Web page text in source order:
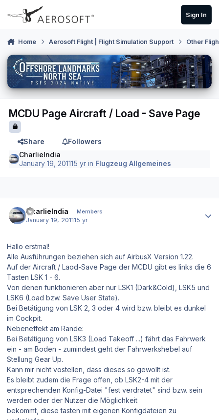
Skip to content
Sign In
Home Aerosoft Flight | Flight Simulation Support Other
MCDU Page Aircraft / Load - Save Page
Share
Followers
CharlieIndia
January 19, 201115 yr in Flugzeug Allgemeines
CharlieIndia Members
January 19, 201115 yr
Hallo erstmal!
Alle Ausführungen beziehen sich auf AirbusX Version 1.22.
Auf der Aircraft / Laod-Save Page der MCDU gibt es links die 6
Tasten LSK 1 - 6.
Von denen funktionieren aber nur LSK1 (Dark&Cold), LSK5 und
LSK6 (Load bzw. Save User State).
Bei Betätigung von LSK 2, 3 oder 4 wird bzw. bleibt es dunkel
im Cockpit.
Nebeneffekt am Rande:
Bei Betätigung von LSK3 (Load Takeoff ...) fährt das Fahrwerk
ein - am Boden - zumindest geht der Fahrwerkshebel auf
Stellung Gear Up.
Kann mir nicht vostellen, dass dieses so gewollt ist.
Es bleibt zudem die Frage offen, ob LSK2-4 mit der
entsprechenden Konfig-Datei "fest verdratet" sind bzw. sein
werden oder der Nutzer die Möglichkeit
bekommt, diese tasten mit eigenen Konfigdateien zu